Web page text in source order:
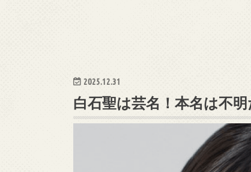
2025.12.31
白石聖は芸名！本名は不